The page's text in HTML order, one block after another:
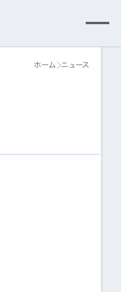
ホーム ニュース